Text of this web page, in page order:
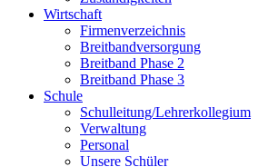
Wirtschaft
Firmenverzeichnis
Breitbandversorgung
Breitband Phase 2
Breitband Phase 3
Schule
Schulleitung/Lehrerkollegium
Verwaltung
Personal
Unsere Schüler